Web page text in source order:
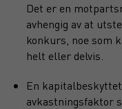
Det er en
avhengig av at
konkurs, noe som
helt eller delvis.
En
avkastningsfaktor